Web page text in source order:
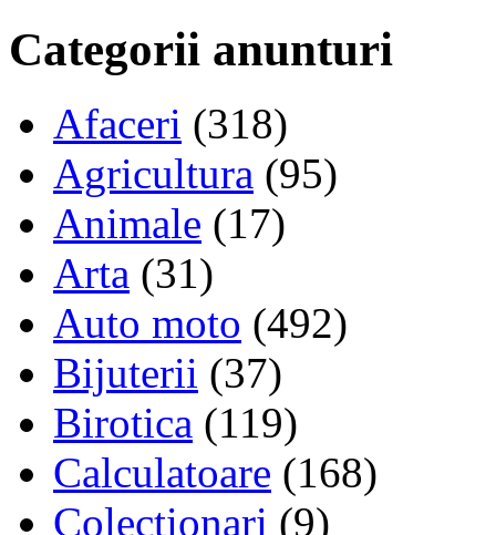
Categorii anunturi
Afaceri (318)
Agricultura (95)
Animale (17)
Arta (31)
Auto moto (492)
Bijuterii (37)
Birotica (119)
Calculatoare (168)
Colectionari (9)